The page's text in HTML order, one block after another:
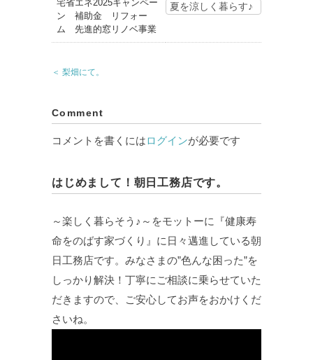
夏を涼しく暮らす♪
＜ 梨畑にて。
Comment
コメントを書くにはログインが必要です
はじめまして！朝日工務店です。
～楽しく暮らそう♪～をモットーに『健康寿
命をのばす家づくり』に日々邁進している朝
日工務店です。みなさまの”色んな困った”を
しっかり解決！丁寧にご相談に乗らせていた
だきますので、ご安心してお声をおかけくだ
さいね。